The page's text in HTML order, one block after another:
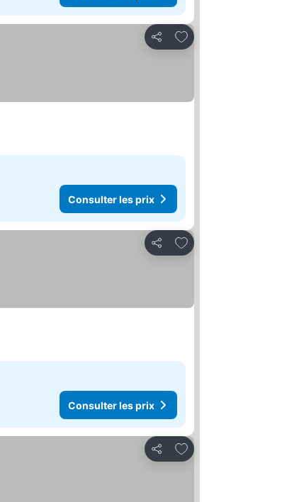
Partager
Ajouter à mes favoris
Consulter les prix
Partager
Ajouter à mes favoris
Consulter les prix
Partager
Ajouter à mes favoris